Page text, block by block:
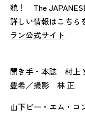
貌！ The
詳しい情報はこちら
ラン公式サイト
聞き手・本誌 村上
豊希／撮影 林 正
山下ピー・エム・コ